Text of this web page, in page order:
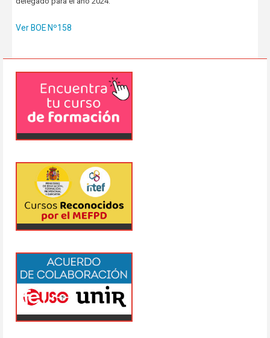
Ver BOE Nº158